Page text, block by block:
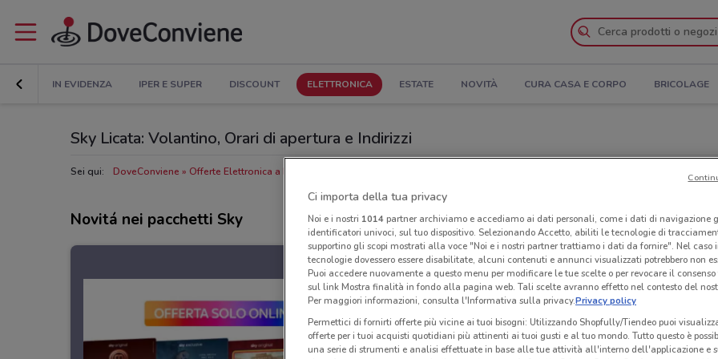
IN EVIDENZA IPER E SUPER DISCOUNT ELETTRONICA ESTATE NOVITÀ CURA CASA E CORPO BRICOLAGE
Sky Licata: Volantino, Orari di apertura e Indirizzi
Sei qui: DoveConviene Offerte Elettronica a Licata
Novitá nei pacchetti Sky
Ci importa della tua privacy
Noi e i nostri 1014partner archiviamo e accediamo ai dati personali, come i dati di navigazione
identificatori univoci, sul tuo dispositivo. Selezionando Accetto, abiliti le tecnologie di
supportino gli scopi mostrati alla voce "Noi e i nostri partner trattiamo i dati da fornire". Nel caso
tecnologie dovessero essere disabilitate, alcuni contenuti e annunci visualizzati potrebbero non
Puoi accedere nuovamente a questo menu per modificare le tue scelte o per revocare il
sul link Mostra finalità in fondo alla pagina web. Tali scelte avranno effetto nel contesto del
Per maggiori informazioni, consulta l'Informativa sulla privacy.Privacy policy
Permettici di fornirti offerte più vicine ai tuoi bisogni: Utilizzando Shopfully/Tiendeo puoi
offerte per i tuoi acquisti quotidiani più attinenti ai tuoi gusti e al tuo mondo. Tutto questo è
una serie di strumenti e analisi effettuate in base alle tue attività all'interno dell'applicazione e